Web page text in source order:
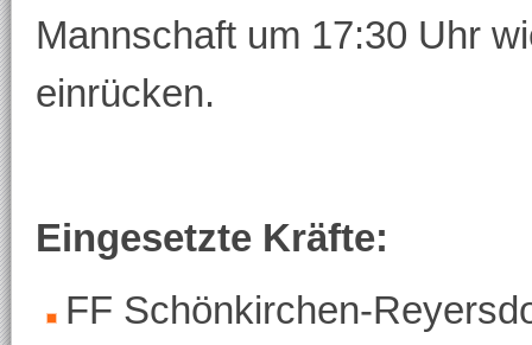
Mannschaft um 17:30 Uhr
einrücken.
Eingesetzte Kräfte:
FF Schönkirchen-